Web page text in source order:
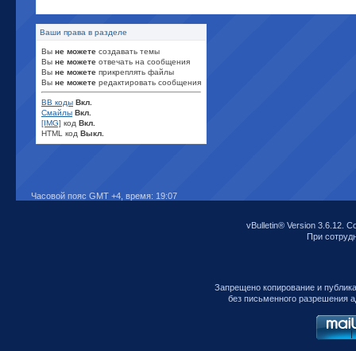
Ваши права в разделе
Вы не можете создавать темы
Вы не можете отвечать на сообщения
Вы не можете прикреплять файлы
Вы не можете редактировать сообщения
BB коды Вкл.
Смайлы Вкл.
[IMG] код Вкл.
HTML код Выкл.
Часовой пояс GMT +4, время: 19:07
vBulletin® Version 3.6.12.
При
Запрещено копирование и
без письменного разрешения